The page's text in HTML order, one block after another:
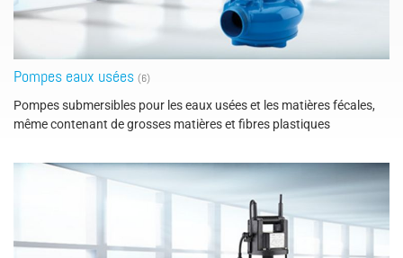
Pompes eaux usées (6)
Pompes submersibles pour les eaux usées et les matières fécales,
même contenant de grosses matières et fibres plastiques